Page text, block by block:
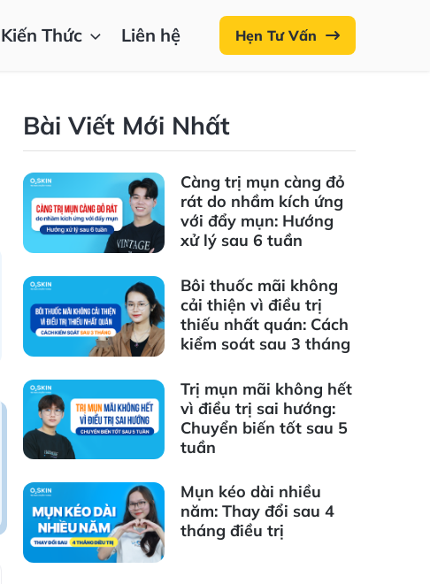
Kiến Thức Liên hệ Hẹn Tư Vấn
Bài Viết Mới Nhất
Càng trị mụn càng đỏ
rát do nhầm kích ứng
với đẩy mụn: Hướng
xử lý sau 6 tuần
Bôi thuốc mãi không
cải thiện vì điều trị
thiếu nhất quán: Cách
kiểm soát sau 3 tháng
Trị mụn mãi không hết
vì điều trị sai hướng:
Chuyển biến tốt sau 5
tuần
Mụn kéo dài nhiều
năm: Thay đổi sau 4
tháng điều trị